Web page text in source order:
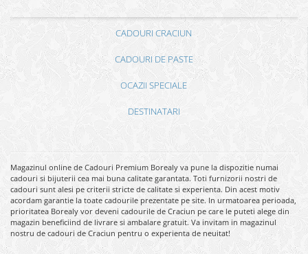
CADOURI CRACIUN
CADOURI DE PASTE
OCAZII SPECIALE
DESTINATARI
Magazinul online de Cadouri Premium Borealy va pune la dispozitie numai
cadouri si bijuterii cea mai buna calitate garantata. Toti furnizorii nostri de
cadouri sunt alesi pe criterii stricte de calitate si experienta. Din acest motiv
acordam garantie la toate cadourile prezentate pe site. In urmatoarea perioada,
prioritatea Borealy vor deveni cadourile de Craciun pe care le puteti alege din
magazin beneficiind de livrare si ambalare gratuit. Va invitam in magazinul
nostru de cadouri de Craciun pentru o experienta de neuitat!